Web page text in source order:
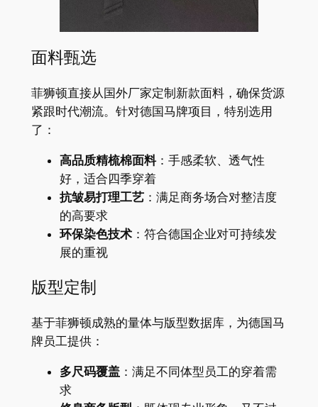
面料甄选
菲狮顿直接从国外厂家定制新款面料，确保货源
紧跟时代潮流。针对德国马牌项目，特别选用
了：
高品质精梳棉面料：手感柔软、透气性
好，适合四季穿着
抗皱易打理工艺：满足商务场合对整洁度
的高要求
环保染色技术：符合德国企业对可持续发
展的重视
版型定制
基于菲狮顿成熟的量体与版型数据库，为德国马
牌员工提供：
多尺码覆盖：满足不同体型员工的穿着需
求